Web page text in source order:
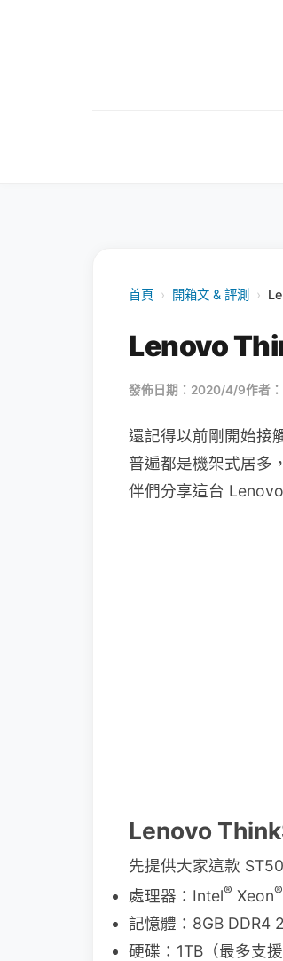
首頁 › 開箱文 & 評測 ›
Lenovo
發佈日期：2020/4/9作者：
還記得以前剛開始接
普遍都是機架式居多
伴們分享這台
Lenovo
先提供大家這款
處理器：Intel® Xeon®
記憶體：8GB DDR4
硬碟：1TB（最多支